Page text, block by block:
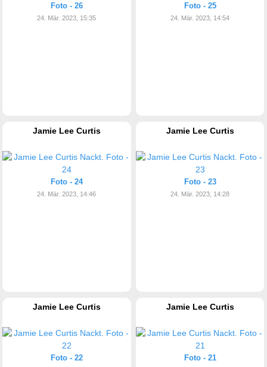
Foto - 26
24. Mär. 2023, 15:35
Foto - 25
24. Mär. 2023, 14:54
Jamie Lee Curtis
Foto - 24
24. Mär. 2023, 14:46
Jamie Lee Curtis
Foto - 23
24. Mär. 2023, 14:28
Jamie Lee Curtis
Foto - 22
Jamie Lee Curtis
Foto - 21